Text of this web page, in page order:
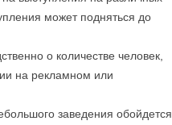
может подняться до
о количестве человек,
на рекламном или
заведения обойдется